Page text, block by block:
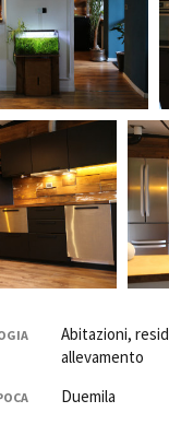
Abitazioni,
allevamento
Duemila